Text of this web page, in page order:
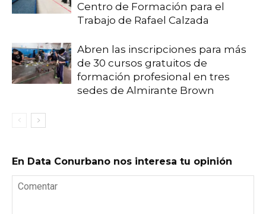
Centro de Formación para el
Trabajo de Rafael Calzada
Abren las inscripciones para más
de 30 cursos gratuitos de
formación profesional en tres
sedes de Almirante Brown
En Data Conurbano nos interesa tu opinión